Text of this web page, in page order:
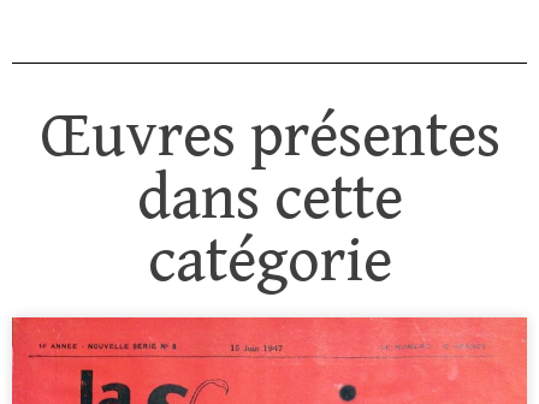
Œuvres présentes
dans cette
catégorie